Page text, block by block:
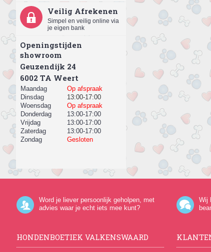
Veilig Afrekenen
Simpel en veilig online via
je eigen bank
Openingstijden
showroom
Geuzendijk 24
​6002 TA Weert
Maandag
Op afspraak
Dinsdag
13:00-17:00
Woensdag
Op afspraak
Donderdag
13:00-17:00
Vrijdag
13:00-17:00
Zaterdag
13:00-17:00
Zondag
Gesloten
Word je liever persoonlijk geholpen, met
advies waar je echt iets mee kunt?
Wij
HONDENBOETIEK VALKENSWAARD